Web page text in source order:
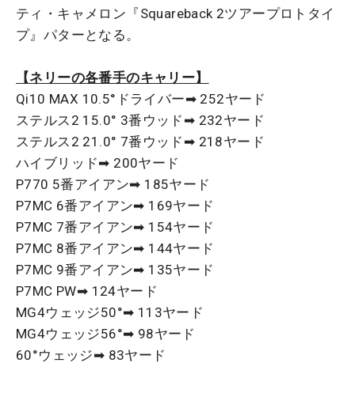
ティ・キャメロン『Squareback 2ツアープロトタイ
プ』パターとなる。
【ネリーの各番手のキャリー】
Qi10 MAX 10.5°ドライバー➡ 252ヤード
ステルス2 15.0° 3番ウッド➡ 232ヤード
ステルス2 21.0° 7番ウッド➡ 218ヤード
ハイブリッド➡ 200ヤード
P770 5番アイアン➡ 185ヤード
P7MC 6番アイアン➡ 169ヤード
P7MC 7番アイアン➡ 154ヤード
P7MC 8番アイアン➡ 144ヤード
P7MC 9番アイアン➡ 135ヤード
P7MC PW➡ 124ヤード
MG4ウェッジ50°➡ 113ヤード
MG4ウェッジ56°➡ 98ヤード
60°ウェッジ➡ 83ヤード